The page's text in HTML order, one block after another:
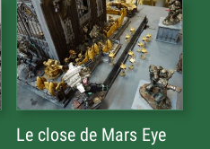
Le close de Mars Eye